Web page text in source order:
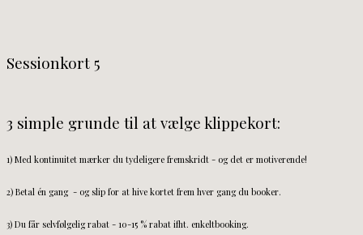
Sessionkort 5
3 simple grunde til at vælge klippekort:
1) Med kontinuitet mærker du tydeligere fremskridt - og det er motiverende!
2) Betal én gang - og slip for at hive kortet frem hver gang du booker.
3) Du får selvfølgelig rabat - 10-15 % rabat ifht. enkeltbooking.